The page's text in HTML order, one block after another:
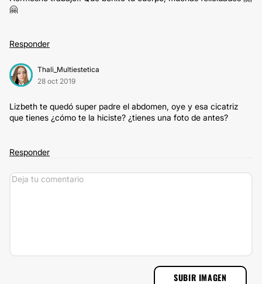
🤗
Responder
Thali_Multiestetica
28 oct 2019
Lizbeth te quedó super padre el abdomen, oye y esa cicatriz
que tienes ¿cómo te la hiciste? ¿tienes una foto de antes?
Responder
SUBIR IMAGEN